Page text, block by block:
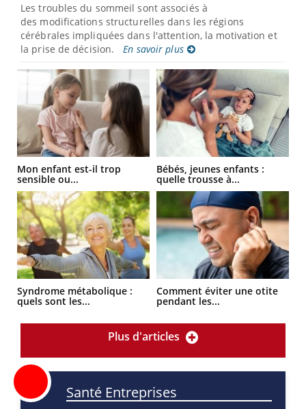
Les troubles du sommeil sont associés à
des modifications structurelles dans les régions
cérébrales impliquées dans l'attention, la motivation et
la prise de décision.
En savoir plus
Mon enfant est-il trop
sensible ou...
Bébés, jeunes enfants :
quelle trousse à...
Syndrome métabolique :
quels sont les...
Comment éviter une otite
pendant les...
Plus d'articles
Santé Entreprises